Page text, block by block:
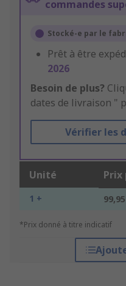
commandes
Stocké-e par le
Prêt à être
2026
Besoin de plus?
dates de livraison "
Vérifier les
Unité Prix
1 +
*Prix donné à titre indicatif